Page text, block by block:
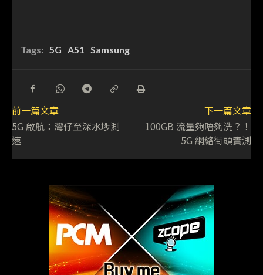
Tags: 5G A51 Samsung
前一篇文章
5G 啟航：灣仔至深水埗測
速
下一篇文章
100GB 流量夠唔夠洗？！
5G 網絡街頭實測